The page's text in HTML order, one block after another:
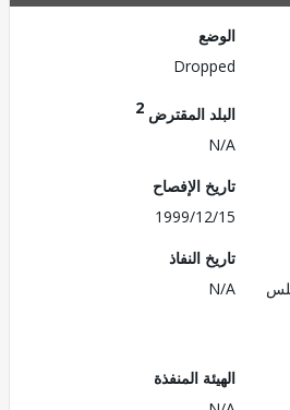
Dropped
البلد المقترض
تاريخ الإفصاح
1999/12/15
تاريخ النفاذ
N/A
الهيئة المنفذة